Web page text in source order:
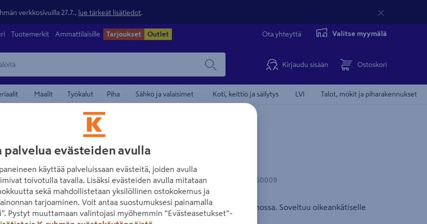
verkkosivuilla 27.7., lue tärkeät lisätiedot
Tuotemerkit Ammattilaisille Tarjoukset Outlet Ota yhteyttä Valitse myymälä
Kirjaudu sisään Ostoskori
Maalit Työkalut Piha Sähkö ja valaisimet Koti, keittiö ja säilytys LVI Talot, mökit ja piharakennukset
Tuotenumero: 501375061 EAN-koodi 6411501960009
Pitää saksien terät terävinä ja hyvässä kunnossa. Soveltuu oikeankätiselle
saksille.
palvelua evästeiden avulla
käyttää palveluissaan evästeitä, joiden avulla
toivotulla tavalla. Lisäksi evästeiden avulla mitataan
sekä mahdollistetaan yksilöllinen ostokokemus ja
tarjoaminen. Voit antaa suostumuksesi painamalla
Pystyt muuttamaan valintojasi myöhemmin ”Evästeasetukset”-